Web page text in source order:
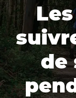
de